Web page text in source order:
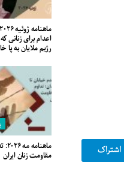
اشتراک
اعدام برای زنانی
رژیم ملایان به پا
مقاومت زنان ایران